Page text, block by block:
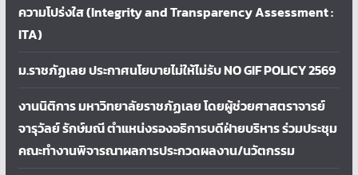
ความโปร่งใส (Integrity and Transparency Assessment :
ITA)
ม.ราชภัฏเลย ประกาศนโยบายไม่ให้ไม่รับ NO GIF POLICY 2569
งานนิติการ มหาวิทยาลัยราชภัฏเลย โดยผู้ช่วยศาสตราจารย์
จารุวัลย์ รักษ์มณี ตำแหน่งรองอธิการบดีฝ่ายบริหาร ร่วมประชุม
คณะทำงานพิจารณาผลการประกวดผลงาน/นวัตกรรม